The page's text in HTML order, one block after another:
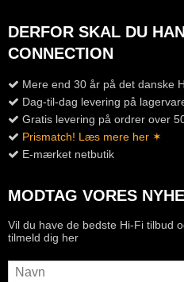
DERFOR SKAL DU
CONNECTION
Mere end 30 år på det danske
Dag-til-dag levering på
Gratis levering på ordrer over
Prismatch! Læs mere her ✶
E-mærket netbutik
MODTAG VORES
Vil du have de bedste Hi-Fi tilbud
tilmeld dig her